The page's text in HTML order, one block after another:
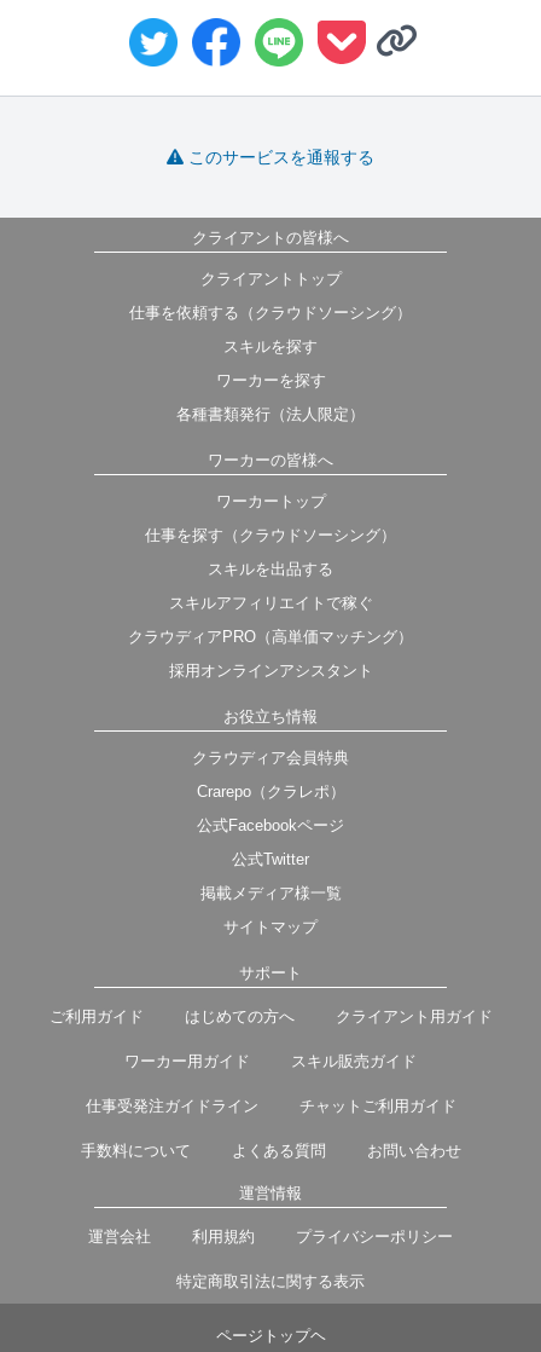
このサービスを通報する
クライアントの皆様へ
クライアントトップ
仕事を依頼する（クラウドソーシング）
スキルを探す
ワーカーを探す
各種書類発行（法人限定）
ワーカーの皆様へ
ワーカートップ
仕事を探す（クラウドソーシング）
スキルを出品する
スキルアフィリエイトで稼ぐ
クラウディアPRO（高単価マッチング）
採用オンラインアシスタント
お役立ち情報
クラウディア会員特典
Crarepo（クラレポ）
公式Facebookページ
公式Twitter
掲載メディア様一覧
サイトマップ
サポート
ご利用ガイド はじめての方へ クライアント用ガイド
ワーカー用ガイド スキル販売ガイド
仕事受発注ガイドライン チャットご利用ガイド
手数料について よくある質問 お問い合わせ
運営情報
運営会社 利用規約 プライバシーポリシー
特定商取引法に関する表示
ページトップヘ